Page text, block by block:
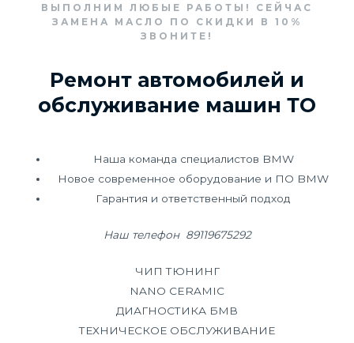
ВЫПОЛНИМ ЛЮБЫЕ РАБОТЫ! СЕЙЧАС
ЗАМЕНА МАСЛО ПО СКИДКИ В 10%
ЗВОНИТЕ!
Ремонт автомобилей и
обслуживание машин ТО
Наша команда специалистов BMW
Новое современное оборудование и ПО BMW
Гарантия и ответственный подход
Наш телефон 89119675292
ЧИП ТЮНИНГ
NANO CERAMIC
ДИАГНОСТИКА БМВ
ТЕХНИЧЕСКОЕ ОБСЛУЖИВАНИЕ